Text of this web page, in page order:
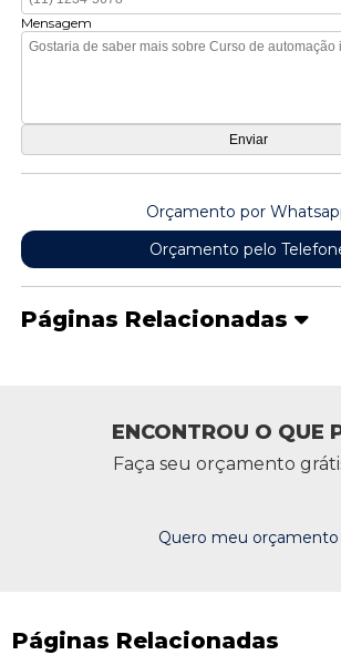
Mensagem
Orçamento por
Orçamento pelo
Páginas Relacionadas
ENCONTROU O QUE
Faça seu orçamento
Quero meu orçamento
Páginas Relacionadas